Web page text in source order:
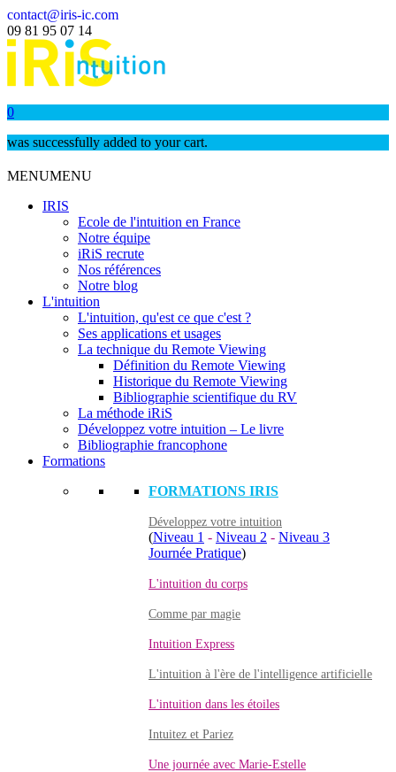
contact@iris-ic.com
09 81 95 07 14
0
was successfully added to your cart.
MENUMENU
IRIS
Ecole de l'intuition en France
Notre équipe
iRiS recrute
Nos références
Notre blog
L'intuition
L'intuition, qu'est ce que c'est ?
Ses applications et usages
La technique du Remote Viewing
Définition du Remote Viewing
Historique du Remote Viewing
Bibliographie scientifique du RV
La méthode iRiS
Développez votre intuition – Le livre
Bibliographie francophone
Formations
FORMATIONS IRIS
Développez votre intuition
(Niveau 1 - Niveau 2 - Niveau 3
Journée Pratique)
L'intuition du corps
Comme par magie
Intuition Express
L'intuition à l'ère de l'intelligence artificielle
L'intuition dans les étoiles
Intuitez et Pariez
Une journée avec Marie-Estelle